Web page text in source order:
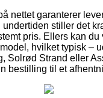
nettet garanterer
stiller det
pris. Ellers kan
hvilket typisk –
Solrød Strand eller
bestilling til et